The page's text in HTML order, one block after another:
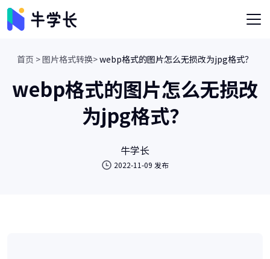
首页 >图片格式转换>webp格式的图片怎么无损改为jpg格式？
webp格式的图片怎么无损改
为jpg格式？
牛学长
2022-11-09 发布